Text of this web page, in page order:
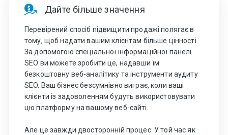
Дайте більше значення
Перевірений спосіб підвищити продажі полягає в
тому, щоб надати вашим клієнтам більше цінності.
За допомогою спеціальної інформаційної панелі
SEO ви можете зробити це, надавши їм
безкоштовну веб-аналітику та інструменти аудиту
SEO. Ваш бізнес безсумнівно виграє, коли ваші
клієнти із задоволенням будуть використовувати
цю платформу на вашому веб-сайті.
Але це завжди двосторонній процес. У той час як